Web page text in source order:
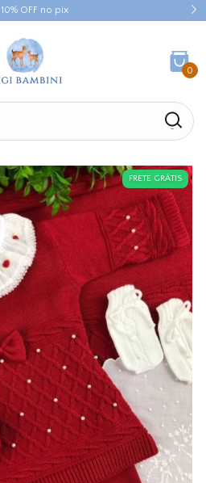
10% OFF no pix
0
FRETE GRÁTIS